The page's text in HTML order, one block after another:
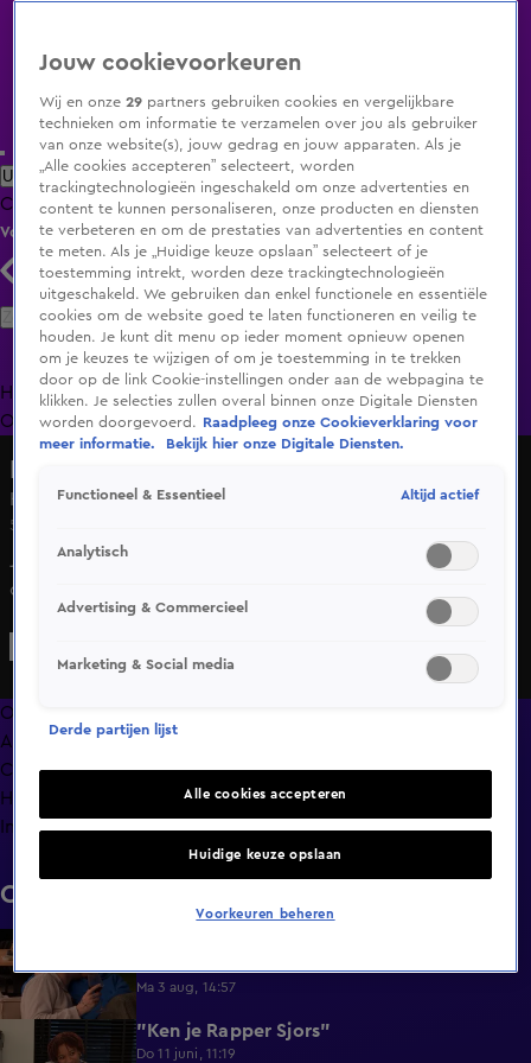
Uitzending Gemist Populaire programma's Zenders Genres
ClipsFilmsRadioSmart TV inlogShop
Volg KIJK
Zoeken
HomeUitzending Gemist Programma's De Bondgenoten
OranjezomerLivestreamsShop
Het Kamasutra boek blijft nog even in de koelkast
5 nov 2024, 18:55
Jerrie krijgt een typisch Amsterdams welkom van Debbie,
compleet met bitterballen en muziek! Het is al snel erg
gezellig tussen de twee al is er bij Debbie nog niet direct
de vraag 'nooit meer knuffelen of nooit meer seks' geven
beide aan meer van het knuffelen te zijn. Zit het er voor de
twee in om samen te knuffelen?
Overzicht
Afleveringen
Clips
Hoe is het nu met?
Info
Clips
6:32
Ma 3 aug, 14:57
0:49 "Ken je Rapper Sjors"
Do 11 juni, 11:19
Jouw cookievoorkeuren
Wij en onze29 partners gebruiken cookies en vergelijkbare
technieken om informatie te verzamelen over jou als gebruiker
van onze website(s), jouw gedrag en jouw apparaten. Als je
„Alle cookies accepteren” selecteert, worden
trackingtechnologieën ingeschakeld om onze advertenties en
content te kunnen personaliseren, onze producten en diensten
te verbeteren en om de prestaties van advertenties en content
te meten. Als je „Huidige keuze opslaan” selecteert of je
toestemming intrekt, worden deze trackingtechnologieën
uitgeschakeld. We gebruiken dan enkel functionele en essentiële
cookies om de website goed te laten functioneren en veilig te
houden. Je kunt dit menu op ieder moment opnieuw openen
om je keuzes te wijzigen of om je toestemming in te trekken
door op de link Cookie-instellingen onder aan de webpagina te
klikken. Je selecties zullen overal binnen onze Digitale Diensten
worden doorgevoerd.
Raadpleeg onze Cookieverklaring voor
meer informatie.
Bekijk hier onze Digitale Diensten.
Functioneel & Essentieel Altijd actief
Analytisch
Advertising & Commercieel
Marketing & Social media
Derde partijen lijst
Alle cookies accepteren
Huidige keuze opslaan
Voorkeuren beheren